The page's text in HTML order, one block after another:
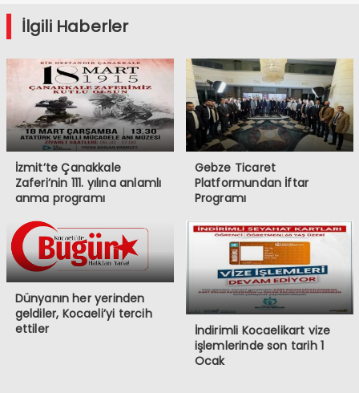
İlgili Haberler
İzmit’te Çanakkale
Zaferi’nin 111. yılına anlamlı
anma programı
Gebze Ticaret
Platformundan İftar
Programı
Dünyanın her yerinden
geldiler, Kocaeli’yi tercih
ettiler
İndirimli Kocaelikart vize
işlemlerinde son tarih 1
Ocak